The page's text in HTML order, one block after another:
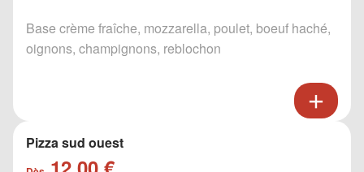
Base crème fraîche, mozzarella, poulet, boeuf haché,
oignons, champignons, reblochon
Pizza sud ouest